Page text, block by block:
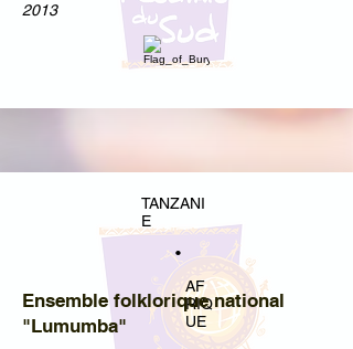
2013
TANZANI
E
•
AF
RIQ
UE
Ensemble folklorique national
"Lumumba"